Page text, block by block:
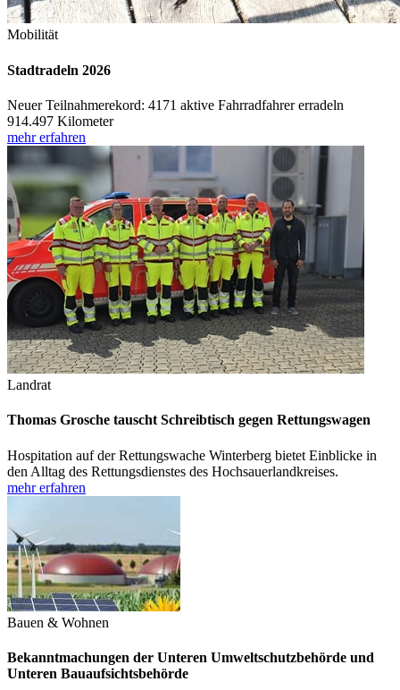
Mobilität
Stadtradeln 2026
Neuer Teilnahmerekord: 4171 aktive Fahrradfahrer erradeln
914.497 Kilometer
mehr erfahren
Landrat
Thomas Grosche tauscht Schreibtisch gegen Rettungswagen
Hospitation auf der Rettungswache Winterberg bietet Einblicke in
den Alltag des Rettungsdienstes des Hochsauerlandkreises.
mehr erfahren
Bauen & Wohnen
Bekanntmachungen der Unteren Umweltschutzbehörde und
Unteren Bauaufsichtsbehörde